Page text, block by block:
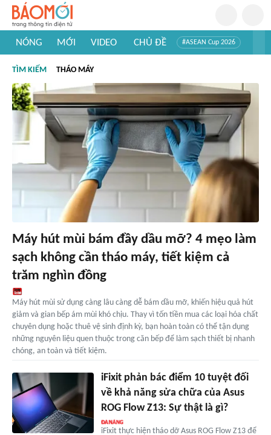
NÓNG MỚI VIDEO CHỦ ĐỀ #ASEAN Cup 2026
#Khám phá thế giới
TÌM KIẾM THÁO MÁY
Máy hút mùi bám đầy dầu mỡ? 4 mẹo làm
sạch không cần tháo máy, tiết kiệm cả
trăm nghìn đồng
Máy hút mùi sử dụng càng lâu càng dễ bám dầu mỡ, khiến hiệu quả hút
giảm và gian bếp ám mùi khó chịu. Thay vì tốn tiền mua các loại hóa chất
chuyên dụng hoặc thuê vệ sinh định kỳ, bạn hoàn toàn có thể tận dụng
những nguyên liệu quen thuộc trong căn bếp để làm sạch thiết bị nhanh
chóng, an toàn và tiết kiệm.
iFixit phản bác điểm 10 tuyệt đối
về khả năng sửa chữa của Asus
ROG Flow Z13: Sự thật là gì?
iFixit thực hiện tháo dỡ Asus ROG Flow Z13 để